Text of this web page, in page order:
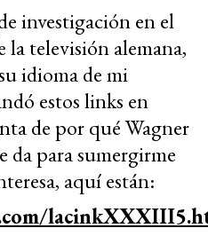
investigación en el
la televisión alemana,
idiomade mi
estos links en
de por qué Wagner
da para sumergirme
aquí están: